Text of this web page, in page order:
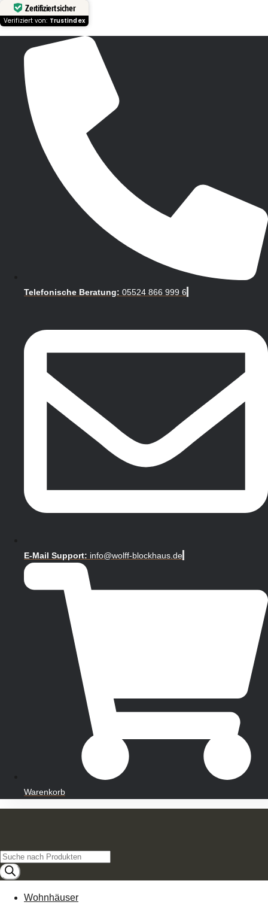
Zertifiziert sicher
Verifiziert von: Trustindex
Telefonische Beratung: 05524 866 999 6
E-Mail Support: info@wolff-blockhaus.de
Warenkorb
Products
search
Wohnhäuser